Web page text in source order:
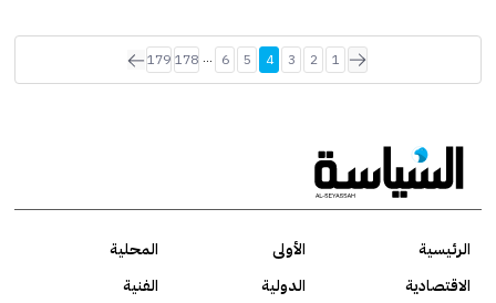
1
2
3
4
5
6
...
178
179
الرئيسية الأولى
المحلية
الاقتصادية
الدولية
الفنية